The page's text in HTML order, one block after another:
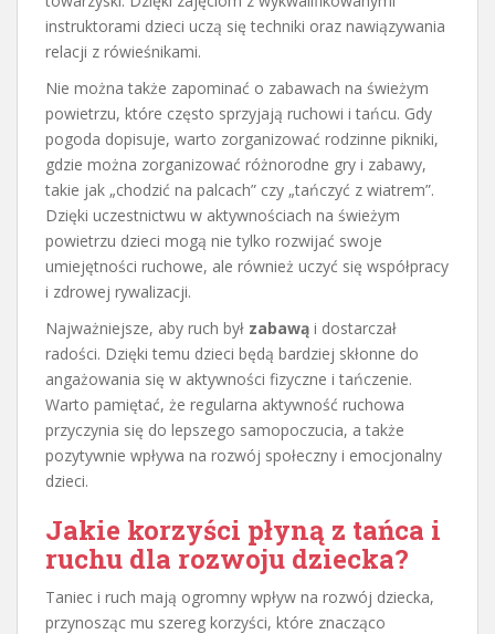
instruktorami dzieci uczą się techniki oraz nawiązywania
relacji z rówieśnikami.
Nie można także zapominać o zabawach na świeżym
powietrzu, które często sprzyjają ruchowi i tańcu. Gdy
pogoda dopisuje, warto zorganizować rodzinne pikniki,
gdzie można zorganizować różnorodne gry i zabawy,
takie jak „chodzić na palcach” czy „tańczyć z wiatrem”.
Dzięki uczestnictwu w aktywnościach na świeżym
powietrzu dzieci mogą nie tylko rozwijać swoje
umiejętności ruchowe, ale również uczyć się współpracy
i zdrowej rywalizacji.
Najważniejsze, aby ruch był zabawą i dostarczał
radości. Dzięki temu dzieci będą bardziej skłonne do
angażowania się w aktywności fizyczne i tańczenie.
Warto pamiętać, że regularna aktywność ruchowa
przyczynia się do lepszego samopoczucia, a także
pozytywnie wpływa na rozwój społeczny i emocjonalny
dzieci.
Jakie korzyści płyną z tańca i
ruchu dla rozwoju dziecka?
Taniec i ruch mają ogromny wpływ na rozwój dziecka,
przynosząc mu szereg korzyści, które znacząco